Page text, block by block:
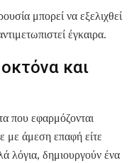
μπορεί να εξελιχθεί
έγκαιρα.
και
που εφαρμόζονται
με άμεση επαφή είτε
λόγια, δημιουργούν ένα